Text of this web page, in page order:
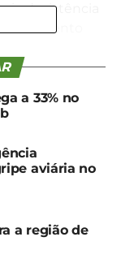
desistência
possuir
Familiar)
precisam
produtos
Já os
matérias-
a 33% no
aviária no
a região de